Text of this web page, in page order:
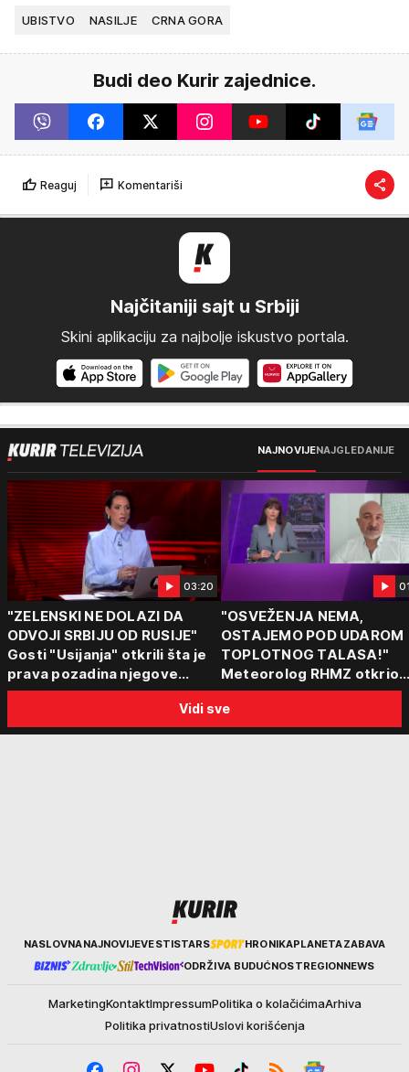
UBISTVO NASILJE CRNA GORA
Budi deo Kurir zajednice.
Reaguj Komentariši
Najčitaniji sajt u Srbiji
Skini aplikaciju za najbolje iskustvo portala.
NAJNOVIJENAJGLEDANIJE
03:20
"ZELENSKI NE DOLAZI DA
ODVOJI SRBIJU OD RUSIJE"
Gosti "Usijanja" otkrili šta je
prava pozadina njegove
posete Beogradu
"OSVEŽENJA NEMA,
OSTAJEMO POD UDAROM
TOPLOTNOG TALASA!"
Meteorolog RHMZ otkrio
kakvo vreme nas čeka do
kraja avgusta
Vidi sve
KurirNASLOVNANAJNOVIJEVESTISTARS HRONIKAPLANETAZABAVA
ODRŽIVA BUDUĆNOSTREGIONNEWS
MarketingKontaktImpressumPolitika o kolačićimaArhiva
Politika privatnostiUslovi korišćenja